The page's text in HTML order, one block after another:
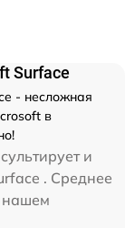
Surface
- несложная
в
и
. Среднее
нашем